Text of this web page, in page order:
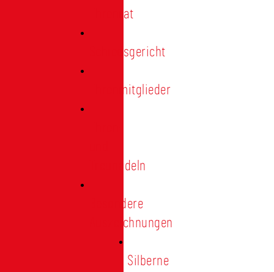
Ehrenrat
Schiedsgericht
Ehrenmitglieder
Treunadeln
Besondere
Auszeichnungen
Silberne